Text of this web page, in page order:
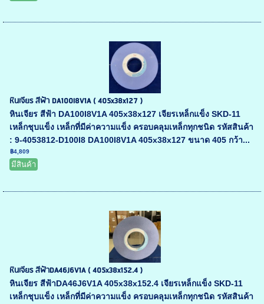
หินเจียร สีฟ้า DA100I8V1A ( 405x38x127 )
หินเจียร สีฟ้า DA100I8V1A 405x38x127 เจียรเหล็กแข็ง SKD-11
เหล็กชุบแข็ง เหล็กที่มีค่าความแข็ง ครอบคลุมเหล็กทุกชนิด รหัสสินค้า
: 9-4053812-D100I8 DA100I8V1A 405x38x127 ขนาด 405 กว้า...
฿4,809
มีสินค้า
หินเจียร สีฟ้าDA46J6V1A ( 405x38x152.4 )
หินเจียร สีฟ้าDA46J6V1A 405x38x152.4 เจียรเหล็กแข็ง SKD-11
เหล็กชุบแข็ง เหล็กที่มีค่าความแข็ง ครอบคลุมเหล็กทุกชนิด รหัสสินค้า